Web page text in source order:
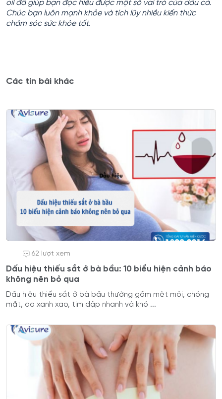
oil đã giúp bạn đọc hiểu được một số vai trò của dầu cá.
Chúc bạn luôn mạnh khỏe và tích lũy nhiều kiến thức
chăm sóc sức khỏe tốt.
Các tin bài khác
62 lượt xem
Dấu hiệu thiếu sắt ở bà bầu: 10 biểu hiện cảnh báo
không nên bỏ qua
Dấu hiệu thiếu sắt ở bà bầu thường gồm mệt mỏi, chóng
mặt, da xanh xao, tim đập nhanh và khó ...